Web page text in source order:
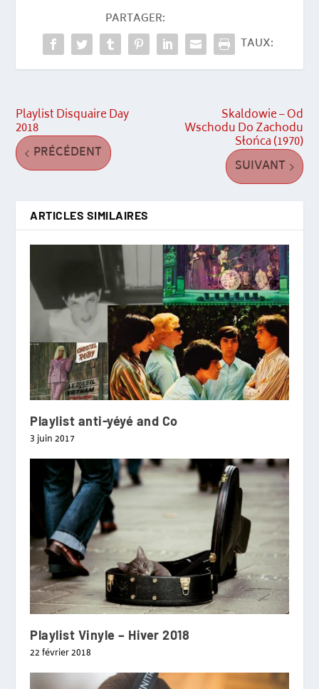
PARTAGER:
TAUX:
Playlist Disquaire Day
2018
PRÉCÉDENT
Skaldowie ‎– Od
Wschodu Do Zachodu
Słońca (1970)
SUIVANT
ARTICLES SIMILAIRES
Playlist anti-yéyé and Co
3 juin 2017
Playlist Vinyle – Hiver 2018
22 février 2018